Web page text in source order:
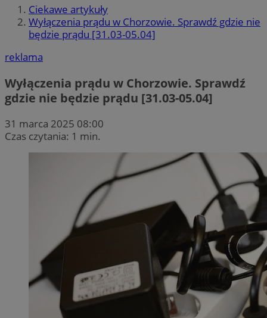
Ciekawe artykuły
Wyłączenia prądu w Chorzowie. Sprawdź gdzie nie
będzie prądu [31.03-05.04]
reklama
Wyłączenia prądu w Chorzowie. Sprawdź
gdzie nie będzie prądu [31.03-05.04]
31 marca 2025 08:00
Czas czytania: 1 min.